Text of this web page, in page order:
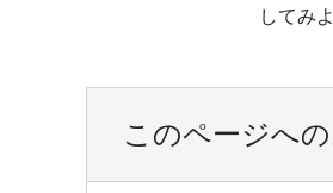
してみ
このページへ